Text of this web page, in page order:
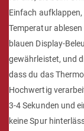
Einfach
Temperatur
blauen Display-
gewährleistet, und
dass du das
Hochwertig
3-4 Sekunden und
keine Spur